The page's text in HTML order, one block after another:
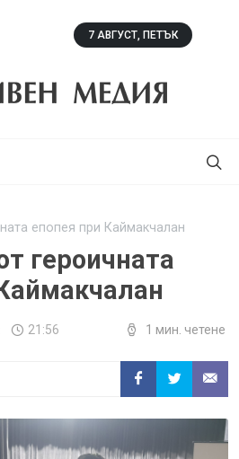
7 АВГУСТ, ПЕТЪК
епопея при Каймакчалан
героичната
21:56 1 мин. четене